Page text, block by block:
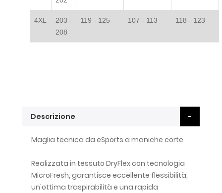
4XL
203 -
208
119 - 125 107 - 113 118 - 123
Descrizione
Maglia tecnica da eSports a maniche corte.
Realizzata in tessuto DryFlex con tecnologia
MicroFresh, garantisce eccellente flessibilità,
un'ottima traspirabilità e una rapida